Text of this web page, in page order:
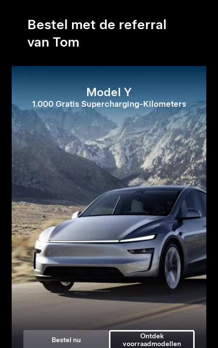
Bestel met de referral
van Tom
Model Y
1.000 Gratis Supercharging-Kilometers
Bestel nu
Ontdek
voorraadmodellen